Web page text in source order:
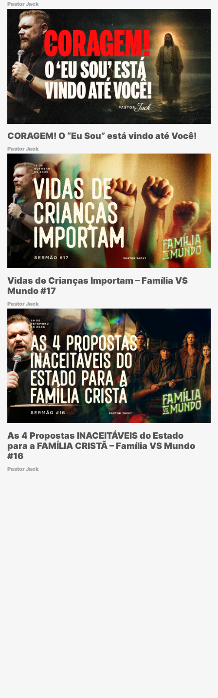
Pastor Jack
CORAGEM! O “Eu Sou” está vindo até Você!
Pastor Jack
Vidas de Crianças Importam – Família VS
Mundo #17
Pastor Jack
As 4 Propostas INACEITÁVEIS do Estado
para a FAMÍLIA CRISTÃ – Família VS Mundo
#16
Pastor Jack